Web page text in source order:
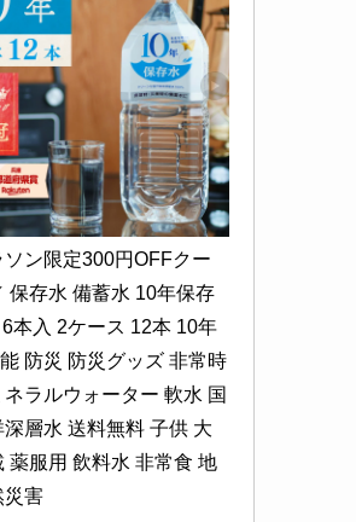
ソン限定300円OFFクー
保存水 備蓄水 10年保存
本入 2ケース 12本 10年
防災 防災グッズ 非常時
ネラルウォーター 軟水 国
深層水 送料無料 子供 大
薬服用 飲料水 非常食 地
災害